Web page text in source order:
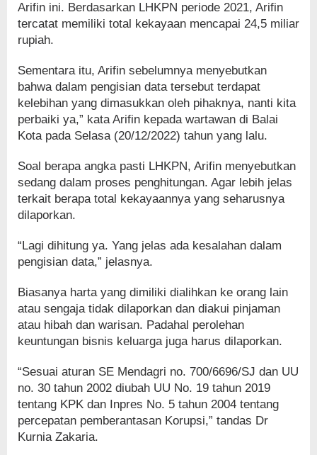
Arifin ini. Berdasarkan LHKPN periode 2021, Arifin
tercatat memiliki total kekayaan mencapai 24,5 miliar
rupiah.
Sementara itu, Arifin sebelumnya menyebutkan
bahwa dalam pengisian data tersebut terdapat
kelebihan yang dimasukkan oleh pihaknya, nanti kita
perbaiki ya,” kata Arifin kepada wartawan di Balai
Kota pada Selasa (20/12/2022) tahun yang lalu.
Soal berapa angka pasti LHKPN, Arifin menyebutkan
sedang dalam proses penghitungan. Agar lebih jelas
terkait berapa total kekayaannya yang seharusnya
dilaporkan.
“Lagi dihitung ya. Yang jelas ada kesalahan dalam
pengisian data,” jelasnya.
Biasanya harta yang dimiliki dialihkan ke orang lain
atau sengaja tidak dilaporkan dan diakui pinjaman
atau hibah dan warisan. Padahal perolehan
keuntungan bisnis keluarga juga harus dilaporkan.
“Sesuai aturan SE Mendagri no. 700/6696/SJ dan UU
no. 30 tahun 2002 diubah UU No. 19 tahun 2019
tentang KPK dan Inpres No. 5 tahun 2004 tentang
percepatan pemberantasan Korupsi,” tandas Dr
Kurnia Zakaria.